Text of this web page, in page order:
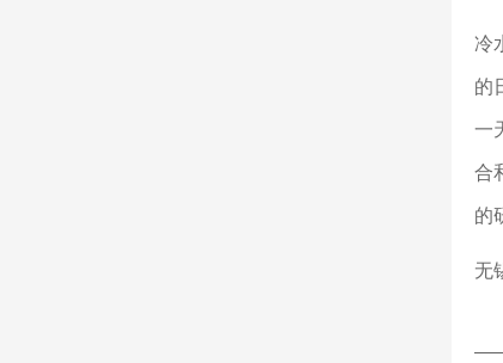
冷
的
一
合
的
无